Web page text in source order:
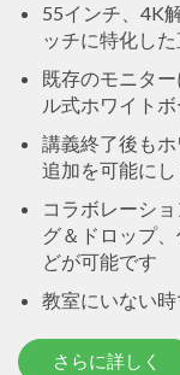
55インチ、4K
ッチに特化し
既存のモニタ
ル式ホワイト
講義終了後も
追加を可能にし
コラボレーシ
グ＆ドロップ
どが可能です
教室にいない
さらに詳しく